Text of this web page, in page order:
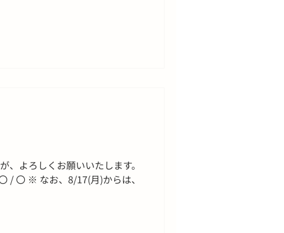
よろしくお願いいたします。
/ 〇 ※ なお、8/17(月)からは、